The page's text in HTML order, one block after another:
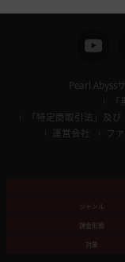
Pearl Abyss
「特定商取引法」及
運営会社
フ
ジャンル
課金形態
対象